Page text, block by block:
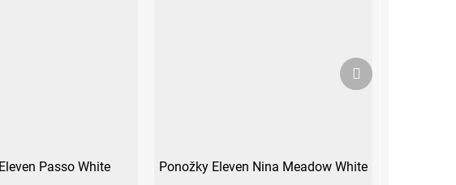
Passo White Ponožky Eleven Nina Meadow White
Další
produkt